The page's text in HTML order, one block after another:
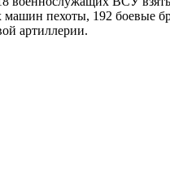
машин пехоты, 192
артиллерии.